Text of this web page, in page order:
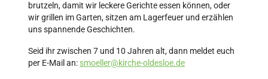
brutzeln, damit wir leckere Gerichte essen können, oder
wir grillen im Garten, sitzen am Lagerfeuer und erzählen
uns spannende Geschichten.
Seid ihr zwischen 7 und 10 Jahren alt, dann meldet euch
per E-Mail an: smoeller@kirche-oldesloe.de